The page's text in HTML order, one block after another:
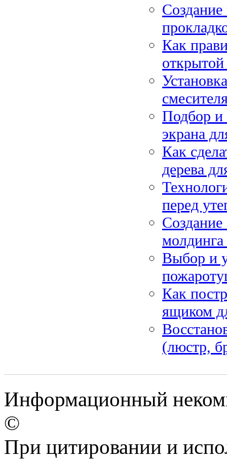
Как
Подбор и
экрана
Как
дерева
перед
молдинга
Выбор и
Как
ящиком
(люстр,
Информационный
©
При цитировании и